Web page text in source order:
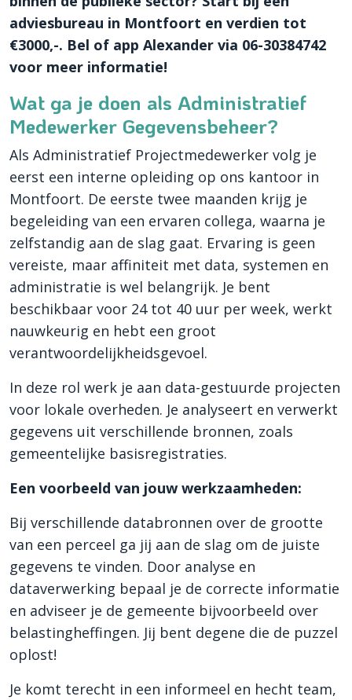
adviesbureau in Montfoort en verdien tot
€3000,-. Bel of app Alexander via 06-30384742
voor meer informatie!
Wat ga je doen als Administratief
Medewerker Gegevensbeheer?
Als Administratief Projectmedewerker volg je
eerst een interne opleiding op ons kantoor in
Montfoort. De eerste twee maanden krijg je
begeleiding van een ervaren collega, waarna je
zelfstandig aan de slag gaat. Ervaring is geen
vereiste, maar affiniteit met data, systemen en
administratie is wel belangrijk. Je bent
beschikbaar voor 24 tot 40 uur per week, werkt
nauwkeurig en hebt een groot
verantwoordelijkheidsgevoel.
In deze rol werk je aan data-gestuurde projecten
voor lokale overheden. Je analyseert en verwerkt
gegevens uit verschillende bronnen, zoals
gemeentelijke basisregistraties.
Een voorbeeld van jouw werkzaamheden:
Bij verschillende databronnen over de grootte
van een perceel ga jij aan de slag om de juiste
gegevens te vinden. Door analyse en
dataverwerking bepaal je de correcte informatie
en adviseer je de gemeente bijvoorbeeld over
belastingheffingen. Jij bent degene die de puzzel
oplost!
Je komt terecht in een informeel en hecht team,